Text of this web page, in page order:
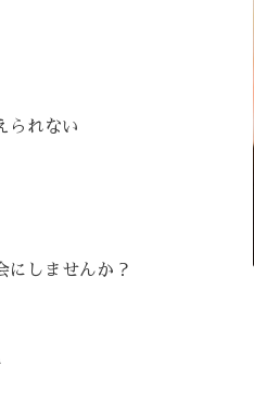
られない
にしませんか？